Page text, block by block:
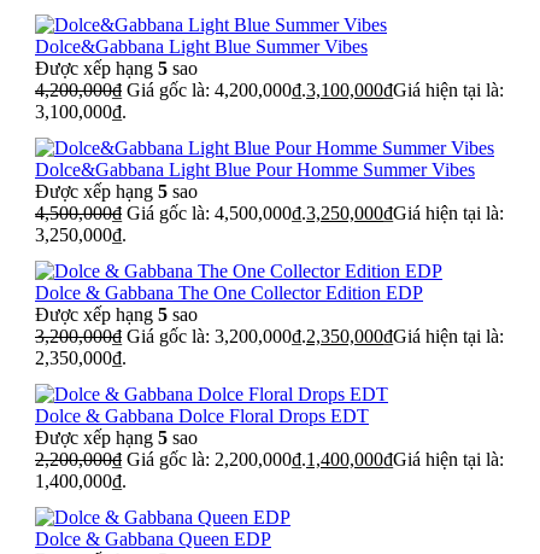
Dolce&Gabbana Light Blue Summer Vibes
Được xếp hạng 5 sao
4,200,000₫ Giá gốc là: 4,200,000₫.3,100,000₫Giá hiện tại là:
3,100,000₫.
Dolce&Gabbana Light Blue Pour Homme Summer Vibes
Được xếp hạng 5 sao
4,500,000₫ Giá gốc là: 4,500,000₫.3,250,000₫Giá hiện tại là:
3,250,000₫.
Dolce & Gabbana The One Collector Edition EDP
Được xếp hạng 5 sao
3,200,000₫ Giá gốc là: 3,200,000₫.2,350,000₫Giá hiện tại là:
2,350,000₫.
Dolce & Gabbana Dolce Floral Drops EDT
Được xếp hạng 5 sao
2,200,000₫ Giá gốc là: 2,200,000₫.1,400,000₫Giá hiện tại là:
1,400,000₫.
Dolce & Gabbana Queen EDP